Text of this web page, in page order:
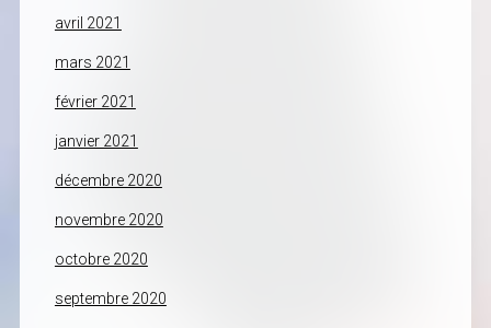
avril 2021
mars 2021
février 2021
janvier 2021
décembre 2020
novembre 2020
octobre 2020
septembre 2020